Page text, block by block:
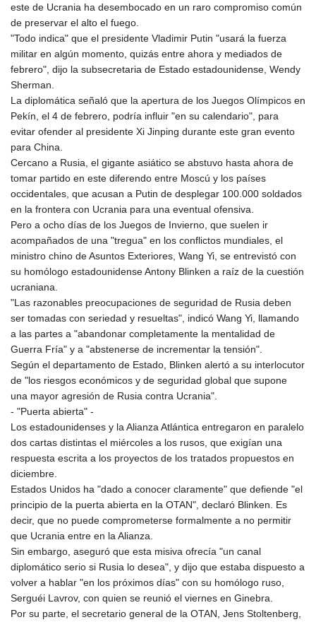
IDR 20648.821428
IMP 0.856077
INR 109.809273
IQD 1509.393123
1584474.640687
ISK 142.41109
JEP 0.856077
JOD 0.81708
JPY 182.544457
KES 149.083075
KGS 100.783234
KHR 4675.235131
KMF 492.105126
KRW 1640.600173
KWD 0.356874
KZT 539.927945
LAK 26033.64904
LBP
103179.229954
LKR 387.028882
LRD 207.974585
LSL 18.793369
LVL 0.697118
LYD 7.344833
MAD 10.750192
MGA 4953.772522
MKD 61.427977
MMK 2419.54797
MOP 9.310037
MRU 46.191483
MUR 54.096679
MVR 17.805023
MWK 1997.873162
este de Ucrania ha desembocado en un raro compromiso común
de preservar el alto el fuego.
"Todo indica" que el presidente Vladimir Putin "usará la fuerza
militar en algún momento, quizás entre ahora y mediados de
febrero", dijo la subsecretaria de Estado estadounidense, Wendy
Sherman.
La diplomática señaló que la apertura de los Juegos Olímpicos en
Pekín, el 4 de febrero, podría influir "en su calendario", para
evitar ofender al presidente Xi Jinping durante este gran evento
para China.
Cercano a Rusia, el gigante asiático se abstuvo hasta ahora de
tomar partido en este diferendo entre Moscú y los países
occidentales, que acusan a Putin de desplegar 100.000 soldados
en la frontera con Ucrania para una eventual ofensiva.
Pero a ocho días de los Juegos de Invierno, que suelen ir
acompañados de una "tregua" en los conflictos mundiales, el
ministro chino de Asuntos Exteriores, Wang Yi, se entrevistó con
su homólogo estadounidense Antony Blinken a raíz de la cuestión
ucraniana.
"Las razonables preocupaciones de seguridad de Rusia deben
ser tomadas con seriedad y resueltas", indicó Wang Yi, llamando
a las partes a "abandonar completamente la mentalidad de
Guerra Fría" y a "abstenerse de incrementar la tensión".
Según el departamento de Estado, Blinken alertó a su interlocutor
de "los riesgos económicos y de seguridad global que supone
una mayor agresión de Rusia contra Ucrania".
- "Puerta abierta" -
Los estadounidenses y la Alianza Atlántica entregaron en paralelo
dos cartas distintas el miércoles a los rusos, que exigían una
respuesta escrita a los proyectos de los tratados propuestos en
diciembre.
Estados Unidos ha "dado a conocer claramente" que defiende "el
principio de la puerta abierta en la OTAN", declaró Blinken. Es
decir, que no puede comprometerse formalmente a no permitir
que Ucrania entre en la Alianza.
Sin embargo, aseguró que esta misiva ofrecía "un canal
diplomático serio si Rusia lo desea", y dijo que estaba dispuesto a
volver a hablar "en los próximos días" con su homólogo ruso,
Serguéi Lavrov, con quien se reunió el viernes en Ginebra.
Por su parte, el secretario general de la OTAN, Jens Stoltenberg,